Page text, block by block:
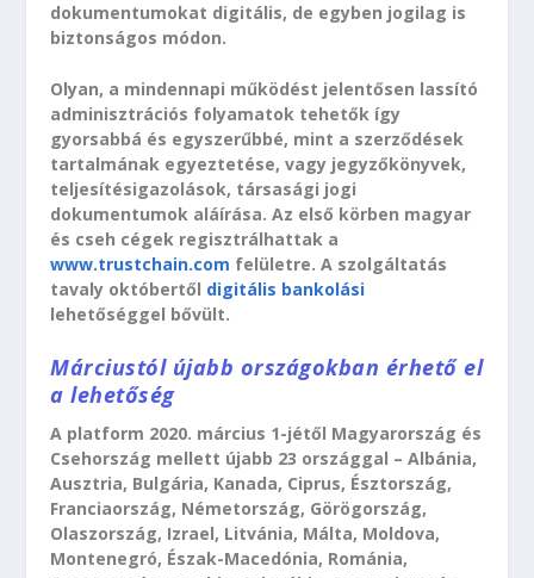
dokumentumokat digitális, de egyben jogilag is
biztonságos módon.
Olyan, a mindennapi működést jelentősen lassító
adminisztrációs folyamatok tehetők így
gyorsabbá és egyszerűbbé, mint a szerződések
tartalmának egyeztetése, vagy jegyzőkönyvek,
teljesítésigazolások, társasági jogi
dokumentumok aláírása. Az első körben magyar
és cseh cégek regisztrálhattak a
www.trustchain.com felületre. A szolgáltatás
tavaly októbertől digitális bankolási
lehetőséggel bővült.
Márciustól újabb országokban érhető el
a lehetőség
A platform 2020. március 1-jétől Magyarország és
Csehország mellett újabb 23 országgal – Albánia,
Ausztria, Bulgária, Kanada, Ciprus, Észtország,
Franciaország, Németország, Görögország,
Olaszország, Izrael, Litvánia, Málta, Moldova,
Montenegró, Észak-Macedónia, Románia,